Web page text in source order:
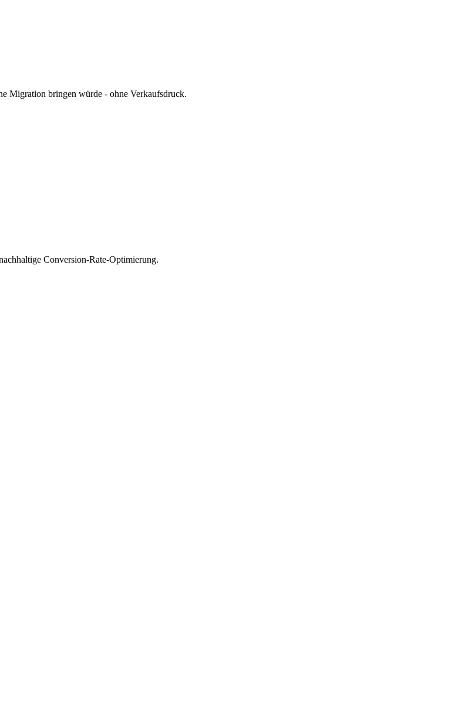
Migration bringen würde - ohne Verkaufsdruck.
Conversion-Rate-Optimierung.